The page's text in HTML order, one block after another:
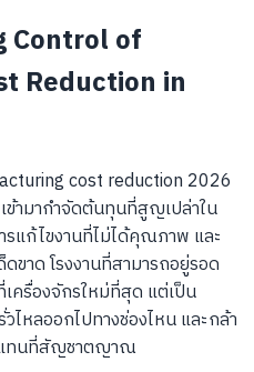
Control of
Reduction in
cost reduction 2026
ข้ามากำจัดต้นทุนที่สูญเปล่าใน
แก้ไขงานที่ไม่ได้คุณภาพ และ
ขาด โรงงานที่สามารถอยู่รอด
เครื่องจักรใหม่ที่สุด แต่เป็น
ไหลออกไปทางช่องไหน และกล้า
แทนที่สัญชาตญาณ